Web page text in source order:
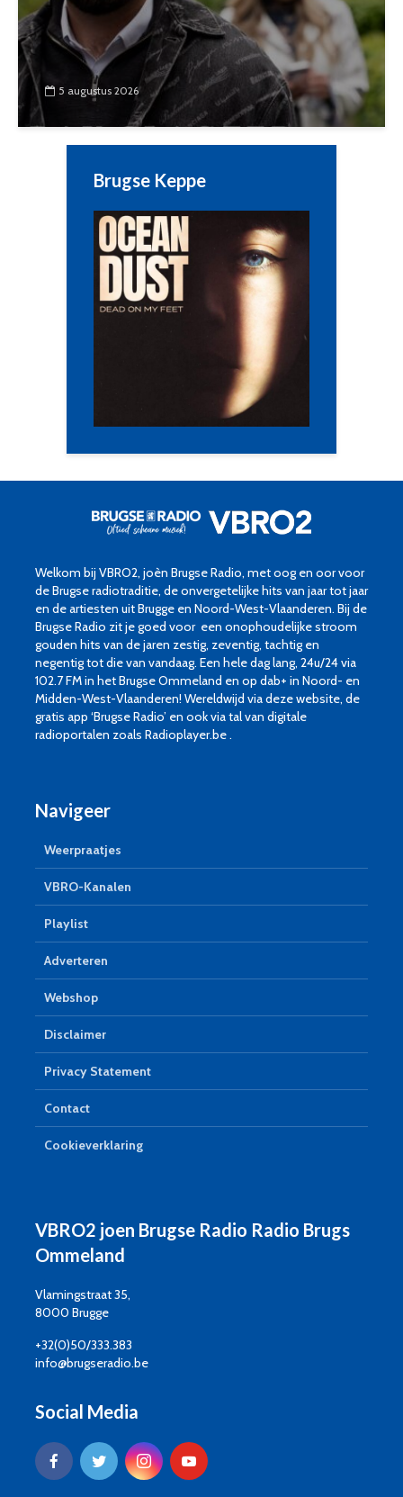
5 augustus 2026
Brugse Keppe
Welkom bij VBRO2, joèn Brugse Radio, met oog en oor voor
de Brugse radiotraditie, de onvergetelijke hits van jaar tot jaar
en de artiesten uit Brugge en Noord-West-Vlaanderen. Bij de
Brugse Radio zit je goed voor een onophoudelijke stroom
gouden hits van de jaren zestig, zeventig, tachtig en
negentig tot die van vandaag. Een hele dag lang, 24u/24 via
102.7 FM in het Brugse Ommeland en op dab+ in Noord- en
Midden-West-Vlaanderen! Wereldwijd via deze website, de
gratis app ‘Brugse Radio’ en ook via tal van digitale
radioportalen zoals Radioplayer.be .
Navigeer
Weerpraatjes
VBRO-Kanalen
Playlist
Adverteren
Webshop
Disclaimer
Privacy Statement
Contact
Cookieverklaring
VBRO2 joen Brugse Radio Radio Brugs
Ommeland
Vlamingstraat 35,
8000 Brugge
+32(0)50/333.383
info@brugseradio.be
Social Media